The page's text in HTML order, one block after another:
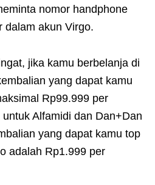
nomor handphone
dalam akun Virgo.
jika kamu berbelanja di
yang dapat kamu
Rp99.999 per
Alfamidi dan Dan+Dan
yang dapat kamu top
adalah Rp1.999 per